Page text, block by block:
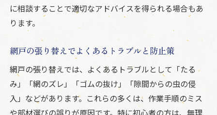
網戸の張り替え判断は費用と仕上がりで決
に相談することで適切なアドバイスを得られる場合もあ
ります。
網戸の張り替えでよくあるトラブルと防止策
網戸の張り替えでは、よくあるトラブルとして「たる
み」「網のズレ」「ゴムの抜け」「隙間からの虫の侵
入」などがあります。これらの多くは、作業手順のミス
や部材選びの誤りが原因です。特に初心者の方は、無理